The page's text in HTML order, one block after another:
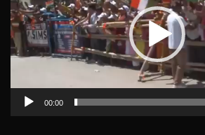
00:00